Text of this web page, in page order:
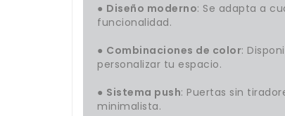
● Diseño moderno: Se adapta a
funcionalidad.
● Combinaciones de color:
personalizar tu espacio.
● Sistema push: Puertas sin
minimalista.